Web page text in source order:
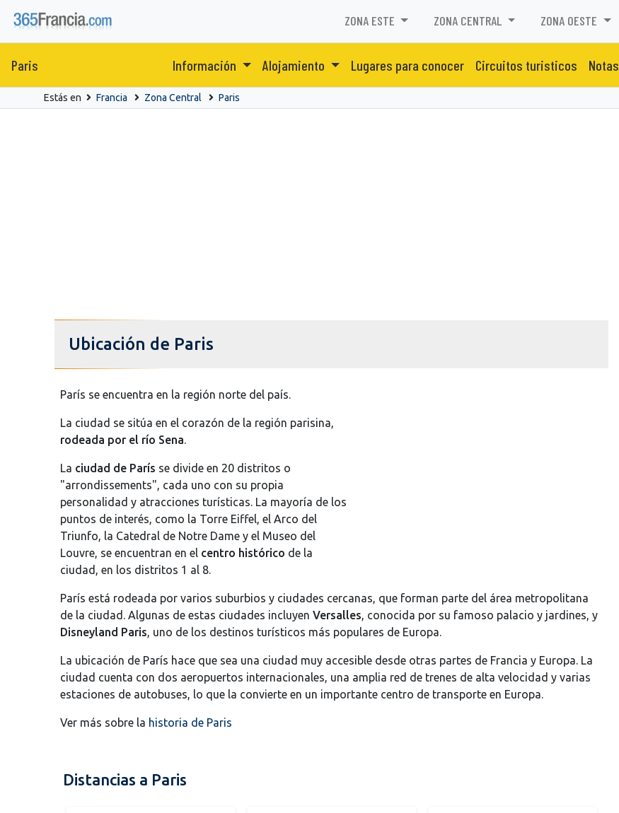
ZONA ESTE ZONA CENTRAL ZONA OESTE
Paris Información Alojamiento Lugares para conocer Circuitos turisticos Notas
Estás en Francia Zona Central Paris
Ubicación de Paris
París se encuentra en la región norte del país.
La ciudad se sitúa en el corazón de la región parisina,
rodeada por el río Sena.
La ciudad de París se divide en 20 distritos o
"arrondissements", cada uno con su propia
personalidad y atracciones turísticas. La mayoría de los
puntos de interés, como la Torre Eiffel, el Arco del
Triunfo, la Catedral de Notre Dame y el Museo del
Louvre, se encuentran en el centro histórico de la
ciudad, en los distritos 1 al 8.
París está rodeada por varios suburbios y ciudades cercanas, que forman parte del área metropolitana
de la ciudad. Algunas de estas ciudades incluyen Versalles, conocida por su famoso palacio y jardines, y
Disneyland Paris, uno de los destinos turísticos más populares de Europa.
La ubicación de París hace que sea una ciudad muy accesible desde otras partes de Francia y Europa. La
ciudad cuenta con dos aeropuertos internacionales, una amplia red de trenes de alta velocidad y varias
estaciones de autobuses, lo que la convierte en un importante centro de transporte en Europa.
Ver más sobre la historia de Paris
Distancias a Paris